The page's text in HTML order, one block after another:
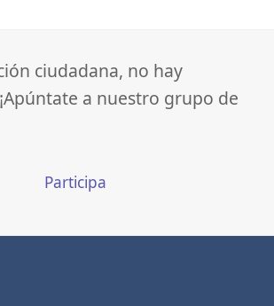
ciudadana, no hay
a nuestro grupo de
Participa